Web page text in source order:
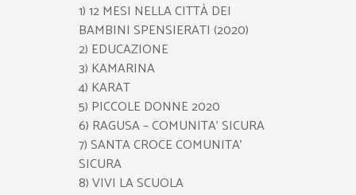
1) 12 MESI NELLA CITTÀ DEI
BAMBINI SPENSIERATI (2020)
2) EDUCAZIONE
3) KAMARINA
4) KARAT
5) PICCOLE DONNE 2020
6) RAGUSA – COMUNITA’ SICURA
7) SANTA CROCE COMUNITA’
SICURA
8) VIVI LA SCUOLA